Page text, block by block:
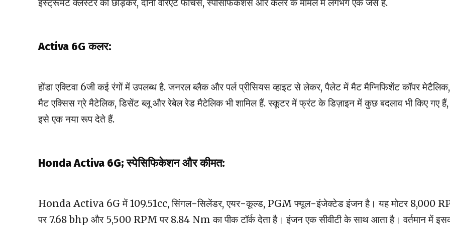
इंस्ट्रूमेंट क्लस्टर को छोड़कर, दोनों वेरिएंट फीचर्स, स्पेसिफिकेशंस और कलर के मामले में लगभग एक जैसे हैं.
Activa 6G कलर:
होंडा एक्टिवा 6जी कई रंगों में उपलब्ध है. जनरल ब्लैक और पर्ल प्रीसियस व्हाइट से लेकर, पैलेट में मैट मैग्निफिशेंट कॉपर मेटैलिक,
मैट एक्सिस ग्रे मैटेलिक, डिसेंट ब्लू और रेबेल रेड मैटेलिक भी शामिल हैं. स्कूटर में फ्रंट के डिज़ाइन में कुछ बदलाव भी किए गए हैं,
इसे एक नया रूप देते हैं.
Honda Activa 6G; स्पेसिफिकेशन और कीमत:
Honda Activa 6G में 109.51cc, सिंगल-सिलेंडर, एयर-कूल्ड, PGM फ्यूल-इंजेक्टेड इंजन है। यह मोटर 8,000
पर 7.68 bhp और 5,500 RPM पर 8.84 Nm का पीक टॉर्क देता है। इंजन एक सीवीटी के साथ आता है। वर्तमान में